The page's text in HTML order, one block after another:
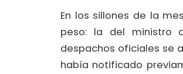
En los sillones de la
peso: la del ministro
despachos oficiales se
había notificado